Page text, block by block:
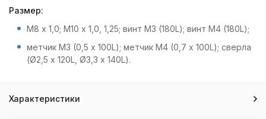
Размер:
М8 х 1,0; М10 х 1,0, 1,25; винт М3 (180L); винт М4 (180L);
метчик М3 (0,5 х 100L); метчик М4 (0,7 х 100L); сверла
(Ø2,5 х 120L, Ø3,3 х 140L).
Характеристики